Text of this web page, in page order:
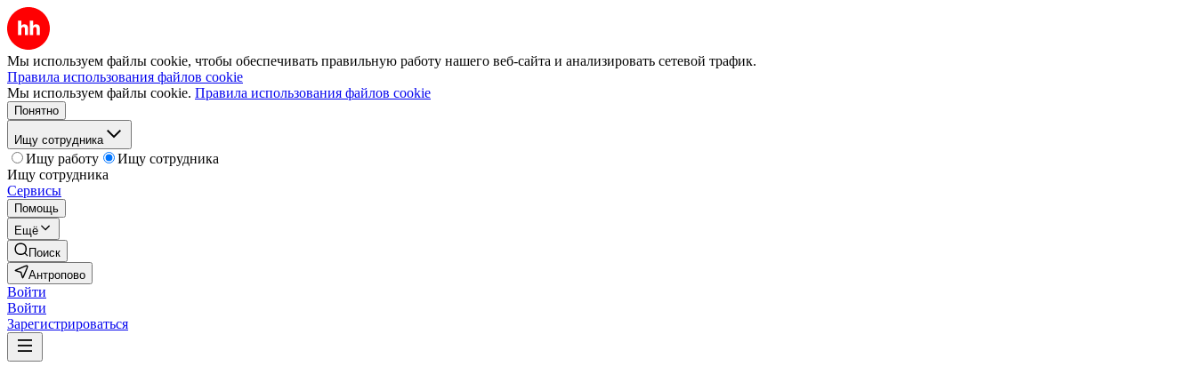
Мы используем файлы cookie, чтобы обеспечивать правильную работу нашего веб-сайта и анализировать сетевой трафик.
Правила использования файлов cookie
Мы используем файлы cookie. Правила использования файлов cookie
Понятно
Ищу сотрудника
Ищу работу
Ищу сотрудника
Ищу сотрудника
Сервисы
Помощь
Ещё
Поиск
Антропово
Войти
Войти
Зарегистрироваться